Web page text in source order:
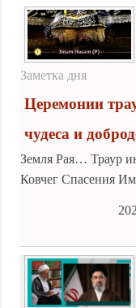
принципов ислама
потребует
Заметка дня
Церемонии
чудеса и
Земля Рая… Траур
Ковчег Спасения